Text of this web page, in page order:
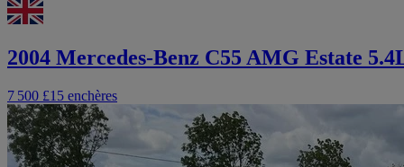
2004 Mercedes-Benz C55 AMG Estate
7 500 £15 enchères